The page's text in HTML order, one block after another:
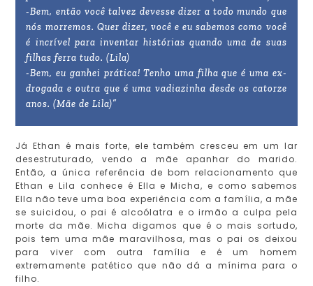
-Bem, então você talvez devesse dizer a todo mundo que
nós morremos. Quer dizer, você e eu sabemos como você
é incrível para inventar histórias quando uma de suas
filhas ferra tudo. (Lila)
-Bem, eu ganhei prática! Tenho uma filha que é uma ex-
drogada e outra que é uma vadiazinha desde os catorze
anos. (Mãe de Lila)”
Já Ethan é mais forte, ele também cresceu em um lar
desestruturado, vendo a mãe apanhar do marido.
Então, a única referência de bom relacionamento que
Ethan e Lila conhece é Ella e Micha, e como sabemos
Ella não teve uma boa experiência com a família, a mãe
se suicidou, o pai é alcoólatra e o irmão a culpa pela
morte da mãe. Micha digamos que é o mais sortudo,
pois tem uma mãe maravilhosa, mas o pai os deixou
para viver com outra família e é um homem
extremamente patético que não dá a mínima para o
filho.